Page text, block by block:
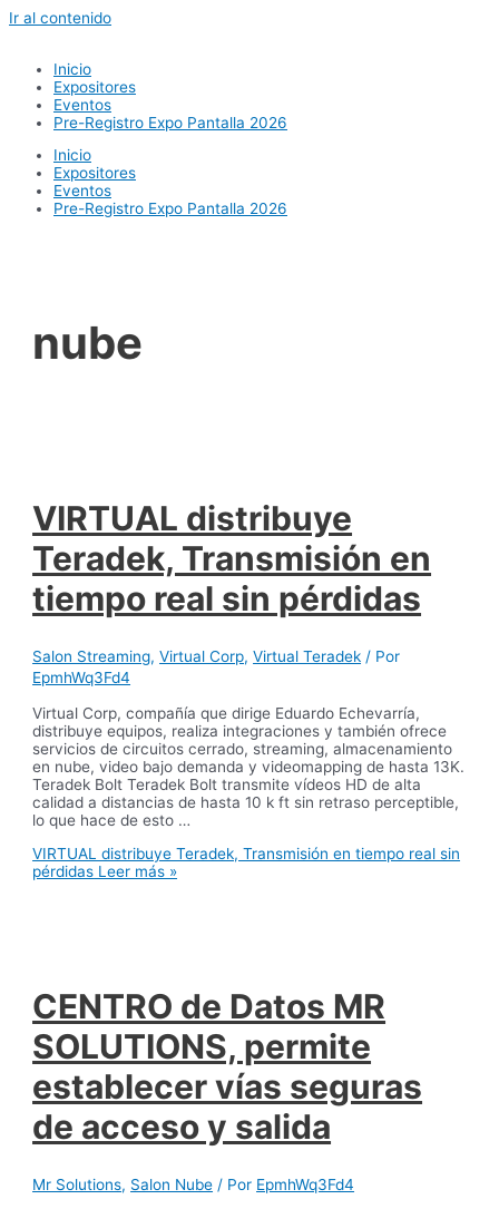
Ir al contenido
Inicio
Expositores
Eventos
Pre-Registro Expo Pantalla 2026
Inicio
Expositores
Eventos
Pre-Registro Expo Pantalla 2026
nube
VIRTUAL distribuye
Teradek, Transmisión en
tiempo real sin pérdidas
Salon Streaming,Virtual Corp,Virtual Teradek / Por
EpmhWq3Fd4
Virtual Corp, compañía que dirige Eduardo Echevarría,
distribuye equipos, realiza integraciones y también ofrece
servicios de circuitos cerrado, streaming, almacenamiento
en nube, video bajo demanda y videomapping de hasta 13K.
Teradek Bolt Teradek Bolt transmite vídeos HD de alta
calidad a distancias de hasta 10 k ft sin retraso perceptible,
lo que hace de esto …
VIRTUAL distribuye Teradek, Transmisión en tiempo real sin
pérdidas Leer más »
CENTRO de Datos MR
SOLUTIONS, permite
establecer vías seguras
de acceso y salida
Mr Solutions, Salon Nube / Por EpmhWq3Fd4